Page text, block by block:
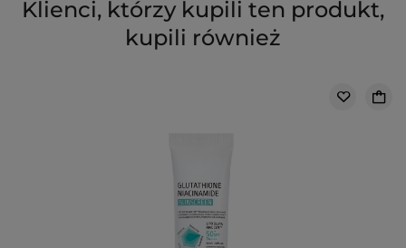
Klienci, którzy kupili ten produkt,
kupili również